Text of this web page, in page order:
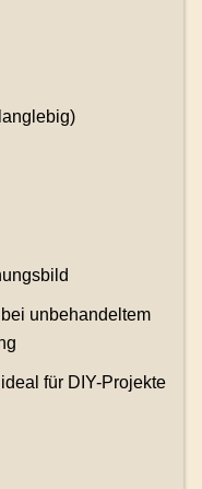
unbehandeltem
für DIY-Projekte